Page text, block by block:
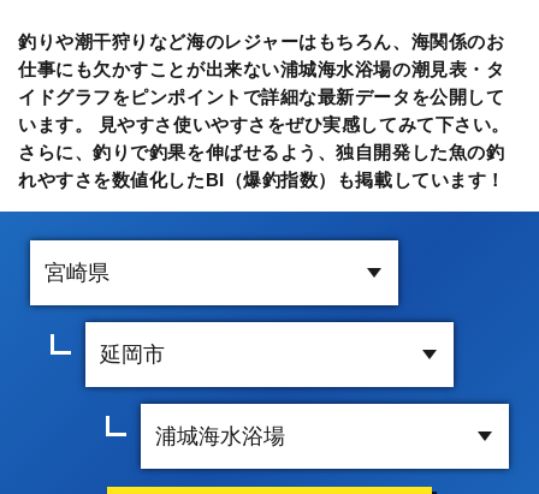
釣りや潮干狩りなど海のレジャーはもちろん、海関係のお
仕事にも欠かすことが出来ない浦城海水浴場の潮見表・タ
イドグラフをピンポイントで詳細な最新データを公開して
います。 見やすさ使いやすさをぜひ実感してみて下さい。
さらに、釣りで釣果を伸ばせるよう、独自開発した魚の釣
れやすさを数値化したBI（爆釣指数）も掲載しています！